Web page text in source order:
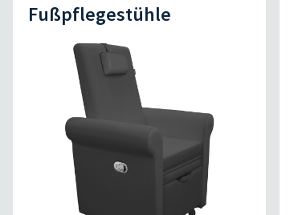
Fußpflegestühle